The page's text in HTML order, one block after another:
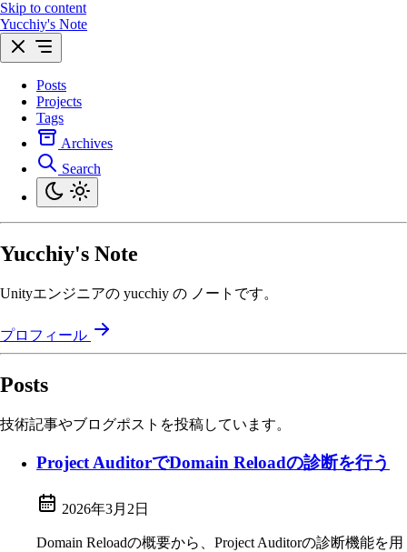
Skip to content
Yucchiy's Note
Posts
Projects
Tags
Archives
Search
Yucchiy's Note
Unityエンジニアの yucchiy の ノートです。
プロフィール
Posts
技術記事やブログポストを投稿しています。
Project AuditorでDomain Reloadの診断を行う
2026年3月2日
Domain Reloadの概要から、Project Auditorの診断機能を用